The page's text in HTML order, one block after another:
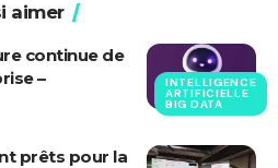
aimer
INTELLIGENCE
ARTIFICIELLE
BIG DATA
continue de
–
prêts pour la